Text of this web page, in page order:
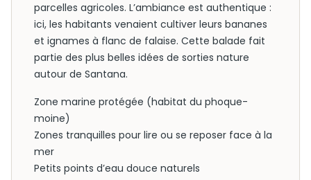
parcelles agricoles. L’ambiance est authentique :
ici, les habitants venaient cultiver leurs bananes
et ignames à flanc de falaise. Cette balade fait
partie des plus belles idées de sorties nature
autour de Santana.
Zone marine protégée (habitat du phoque-
moine)
Zones tranquilles pour lire ou se reposer face à la
mer
Petits points d’eau douce naturels